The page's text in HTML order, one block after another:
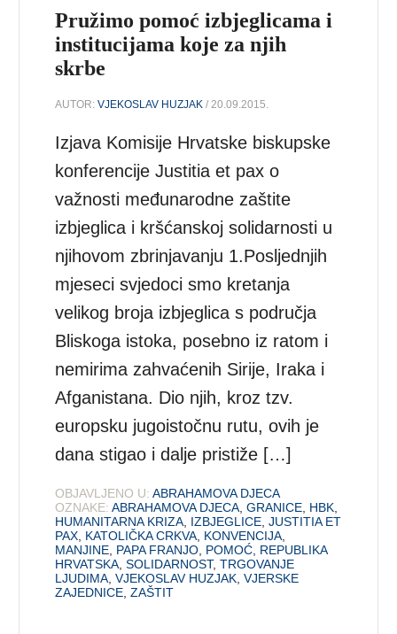
Pružimo pomoć izbjeglicama i
institucijama koje za njih
skrbe
AUTOR:VJEKOSLAV HUZJAK / 20.09.2015.
Izjava Komisije Hrvatske biskupske
konferencije Justitia et pax o
važnosti međunarodne zaštite
izbjeglica i kršćanskoj solidarnosti u
njihovom zbrinjavanju 1.Posljednjih
mjeseci svjedoci smo kretanja
velikog broja izbjeglica s područja
Bliskoga istoka, posebno iz ratom i
nemirima zahvaćenih Sirije, Iraka i
Afganistana. Dio njih, kroz tzv.
europsku jugoistočnu rutu, ovih je
dana stigao i dalje pristiže […]
OBJAVLJENO U: ABRAHAMOVA DJECA
OZNAKE: ABRAHAMOVA DJECA ,GRANICE HBK
HUMANITARNA KRIZA IZBJEGLICE ,JUSTITIA ET
PAX KATOLIČKA CRKVA KONVENCIJA
MANJINE PAPA FRANJO POMOĆ REPUBLIKA
HRVATSKA ,SOLIDARNOST,TRGOVANJE
LJUDIMA ,VJEKOSLAV HUZJAK ,VJERSKE
ZAJEDNICE ,ZAŠTIT